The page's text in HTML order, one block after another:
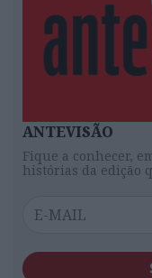
ANTEVISÃO
Fique a conhecer,
histórias da edição